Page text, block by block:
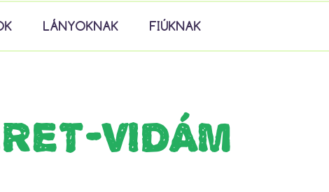
LÁNYOKNAK FIÚKNAK
VIDÁM